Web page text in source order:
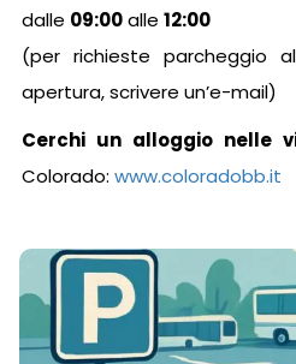
dalle 09:00alle 12:00
(per richieste parcheggio
apertura, scrivere un’e-mail)
Cerchi un alloggio nelle
Colorado: www.coloradobb.it